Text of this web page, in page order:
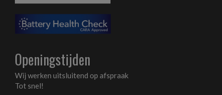
Openingstijden
Wij werken uitsluitend op afspraak
Tot snel!